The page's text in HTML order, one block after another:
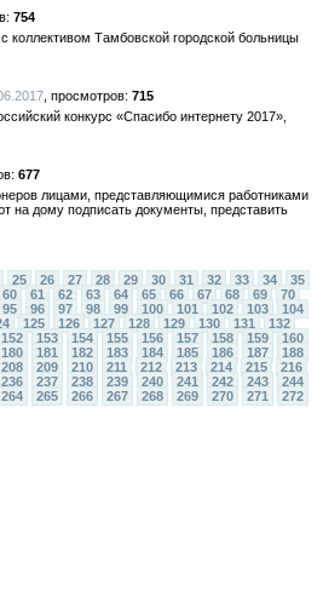
754
Тамбовской городской больницы
715
конкурс «Спасибо интернету 2017»,
677
лицами, представляющимися работниками
на дому подписать документы, представить
25 26 27 28 29 30 31 32 33 34
35
60 61 62 63 64 65 66 67 68 69
70
95 96 97 98 99 100 101 102 103
104
125 126 127 128 129 130 131
132
152 153 154 155 156 157 158 159
160
180 181 182 183 184 185 186 187
188
208 209 210 211 212 213 214 215
216
236 237 238 239 240 241 242 243
244
264 265 266 267 268 269 270 271
272